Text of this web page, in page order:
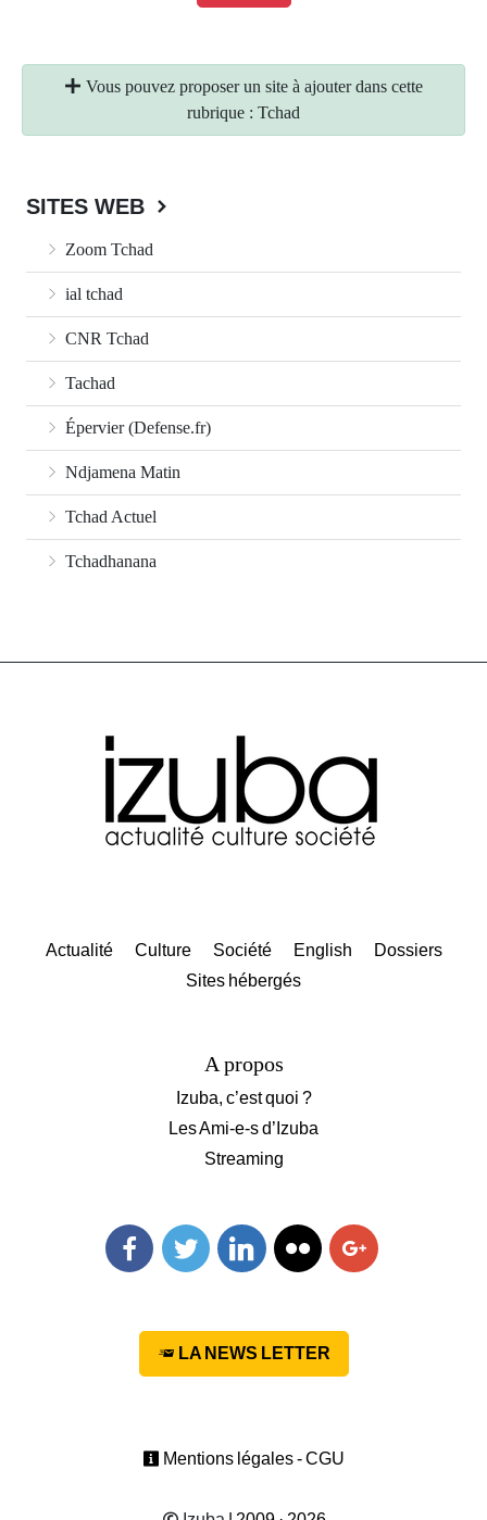
Vous pouvez proposer un site à ajouter dans cette
rubrique : Tchad
SITES WEB
Zoom Tchad
ial tchad
CNR Tchad
Tachad
Épervier (Defense.fr)
Ndjamena Matin
Tchad Actuel
Tchadhanana
Actualité Culture Société English
Dossiers
Sites hébergés
A propos
Izuba, c’est quoi ?
Les Ami-e-s d’Izuba
Streaming
LA NEWS LETTER
Mentions légales - CGU